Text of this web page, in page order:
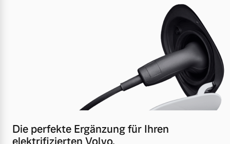
Die perfekte Ergänzung für Ihren